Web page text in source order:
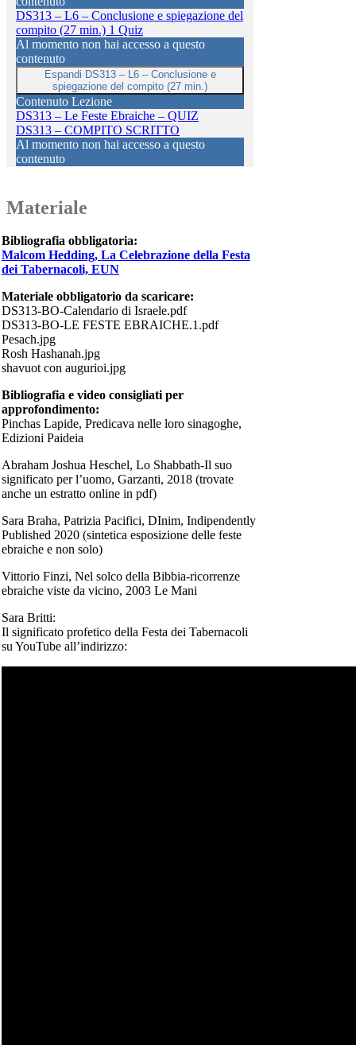
DS313 – L6 – Conclusione e spiegazione del
compito (27 min.) 1 Quiz
Al momento non hai accesso a questo
contenuto
Espandi DS313 – L6 – Conclusione e
spiegazione del compito (27 min.)
Contenuto Lezione
DS313 – Le Feste Ebraiche – QUIZ
DS313 – COMPITO SCRITTO
Al momento non hai accesso a questo
contenuto
Materiale
Bibliografia obbligatoria:
Malcom Hedding, La Celebrazione della Festa
dei Tabernacoli, EUN
Materiale obbligatorio da scaricare:
DS313-BO-Calendario di Israele.pdf
DS313-BO-LE FESTE EBRAICHE.1.pdf
Pesach.jpg
Rosh Hashanah.jpg
shavuot con augurioi.jpg
Bibliografia e video consigliati per
approfondimento:
Pinchas Lapide, Predicava nelle loro sinagoghe,
Edizioni Paideia
Abraham Joshua Heschel, Lo Shabbath-Il suo
significato per l’uomo, Garzanti, 2018 (trovate
anche un estratto online in pdf)
Sara Braha, Patrizia Pacifici, DInim, Indipendently
Published 2020 (sintetica esposizione delle feste
ebraiche e non solo)
Vittorio Finzi, Nel solco della Bibbia-ricorrenze
ebraiche viste da vicino, 2003 Le Mani
Sara Britti:
Il significato profetico della Festa dei Tabernacoli
su YouTube all’indirizzo: